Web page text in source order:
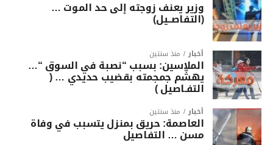
وزير يعنف زوجته إلى حد الموت …
(التفاصــيل)
أخبار منذ سنتين
الملاسين: بسبب “نصبة في السوق “…
يهشّم جمجمته بقضيب حديدي … (
التفـاصيل )
أخبار منذ سنتين
العاصمة: حريق بمنزل يتسبب في وفاة
مسن … التفاصيل